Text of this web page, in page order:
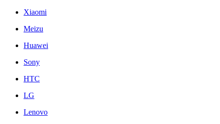
Xiaomi
Meizu
Huawei
Sony
HTC
LG
Lenovo